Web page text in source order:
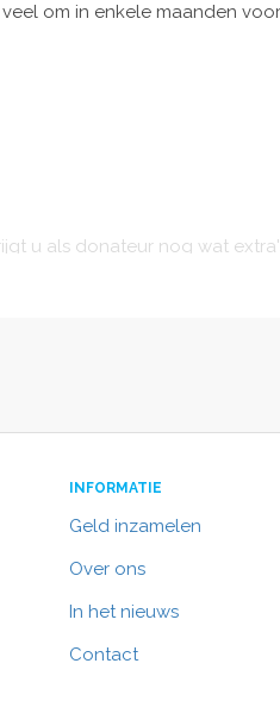
om in enkele maanden
u als donateur nog wat
avontuur
onze groep (gemiddeld
6000 exemplaren)
INFORMATIE
Geld inzamelen
Over ons
In het nieuws
Contact